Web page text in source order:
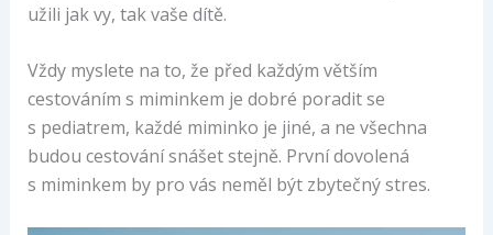
užili jak vy, tak vaše dítě.
Vždy myslete na to, že před každým větším
cestováním s miminkem je dobré poradit se
s pediatrem, každé miminko je jiné, a ne všechna
budou cestování snášet stejně. První dovolená
s miminkem by pro vás neměl být zbytečný stres.